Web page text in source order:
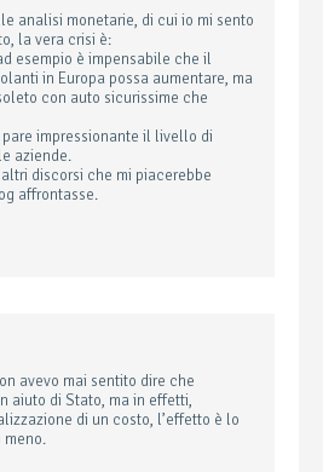
analisi monetarie, di cui io mi sento
la vera crisi è:
esempio è impensabile che il
in Europa possa aumentare, ma
con auto sicurissime che
impressionante il livello di
aziende.
discorsi che mi piacerebbe
affrontasse.
avevo mai sentito dire che
aiuto di Stato, ma in effetti,
di un costo, l’effetto è lo
meno.